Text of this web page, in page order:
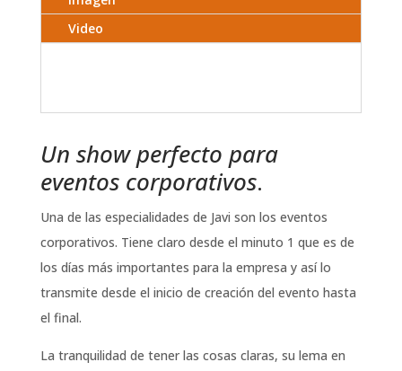
Video
Un show perfecto para
eventos corporativos.
Una de las especialidades de Javi son los eventos
corporativos. Tiene claro desde el minuto 1 que es de
los días más importantes para la empresa y así lo
transmite desde el inicio de creación del evento hasta
el final.
La tranquilidad de tener las cosas claras, su lema en